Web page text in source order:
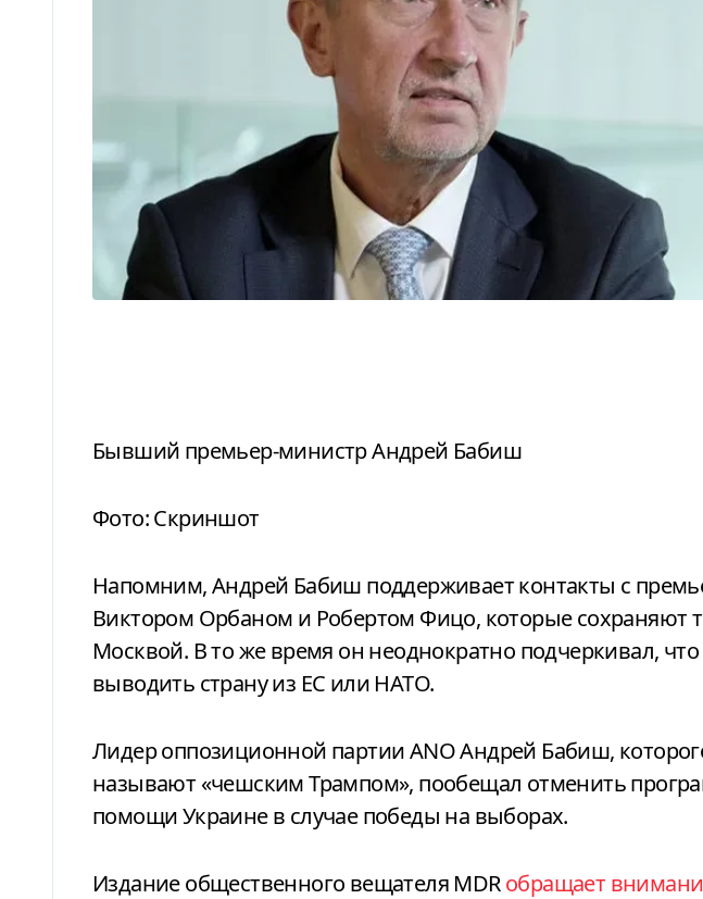
Бывший премьер-министр Андрей Бабиш
Фото: Скриншот
Напомним, Андрей Бабиш поддерживает контакты с
Виктором Орбаном и Робертом Фицо, которые сохраняют
Москвой. В то же время он неоднократно подчеркивал,
выводить страну из ЕС или НАТО.
Лидер оппозиционной партии ANO Андрей Бабиш,
называют «чешским Трампом», пообещал отменить
помощи Украине в случае победы на выборах.
Издание общественного вещателя MDRобращает